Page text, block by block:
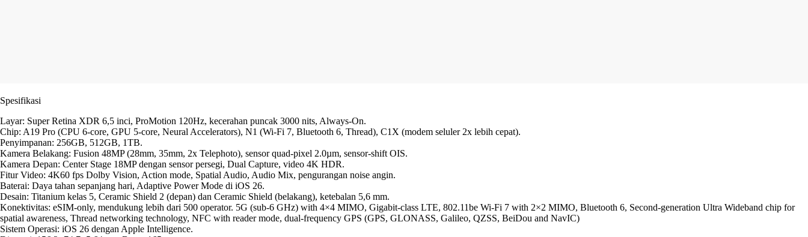
Spesifikasi
Layar: Super Retina XDR 6,5 inci, ProMotion 120Hz, kecerahan puncak 3000 nits, Always-On.
Chip: A19 Pro (CPU 6-core, GPU 5-core, Neural Accelerators), N1 (Wi-Fi 7, Bluetooth 6, Thread), C1X (modem seluler 2x lebih cepat).
Penyimpanan: 256GB, 512GB, 1TB.
Kamera Belakang: Fusion 48MP (28mm, 35mm, 2x Telephoto), sensor quad-pixel 2.0µm, sensor-shift OIS.
Kamera Depan: Center Stage 18MP dengan sensor persegi, Dual Capture, video 4K HDR.
Fitur Video: 4K60 fps Dolby Vision, Action mode, Spatial Audio, Audio Mix, pengurangan noise angin.
Baterai: Daya tahan sepanjang hari, Adaptive Power Mode di iOS 26.
Desain: Titanium kelas 5, Ceramic Shield 2 (depan) dan Ceramic Shield (belakang), ketebalan 5,6 mm.
Konektivitas: eSIM-only, mendukung lebih dari 500 operator. 5G (sub‑6 GHz) with 4×4 MIMO, Gigabit-class LTE, 802.11be Wi-Fi 7 with 2×2 MIMO, Bluetooth 6, Second-generation Ultra Wideband chip for
spatial awareness, Thread networking technology, NFC with reader mode, dual-frequency GPS (GPS, GLONASS, Galileo, QZSS, BeiDou and NavIC)
Sistem Operasi: iOS 26 dengan Apple Intelligence.